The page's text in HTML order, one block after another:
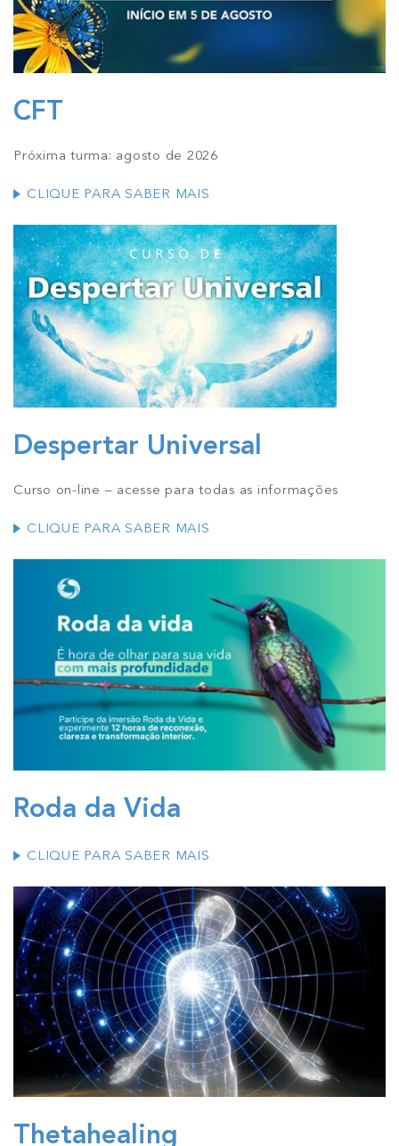
CFT
Próxima turma: agosto de 2026
CLIQUE PARA SABER MAIS
Despertar Universal
Curso on-line – acesse para todas as informações
CLIQUE PARA SABER MAIS
Roda da Vida
CLIQUE PARA SABER MAIS
Thetahealing